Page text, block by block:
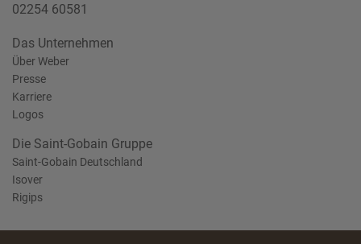
02254 60581
Das Unternehmen
Über Weber
Presse
Karriere
Logos
Die Saint-Gobain Gruppe
Saint-Gobain Deutschland
Isover
Rigips